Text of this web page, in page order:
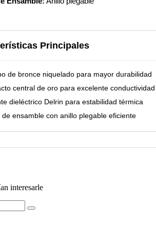
Principales
de bronce niquelado para mayor durabilidad
central de oro para excelente conductividad
dieléctrico Delrin para estabilidad térmica
de ensamble con anillo plegable eficiente
interesarle